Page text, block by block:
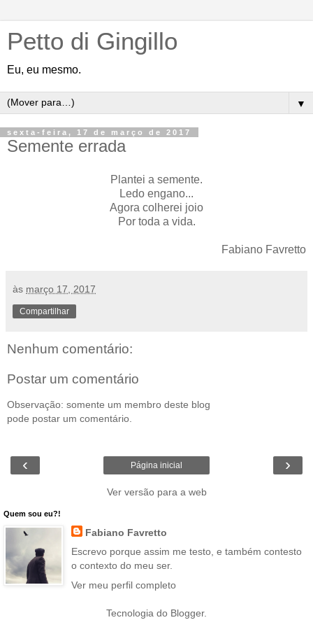
Petto di Gingillo
Eu, eu mesmo.
▼
sexta-feira, 17 de março de 2017
Semente errada
Plantei a semente.
Ledo engano...
Agora colherei joio
Por toda a vida.
Fabiano Favretto
às março 17, 2017
Compartilhar
Nenhum comentário:
Postar um comentário
Observação: somente um membro deste blog
pode postar um comentário.
‹ ›
Página inicial
Ver versão para a web
Quem sou eu?!
Fabiano Favretto
Escrevo porque assim me testo, e também contesto
o contexto do meu ser.
Ver meu perfil completo
Tecnologia do Blogger.